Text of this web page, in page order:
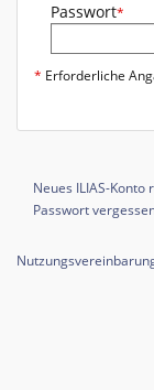
Passwort*
* Erforderliche
Neues ILIAS-
Passwort